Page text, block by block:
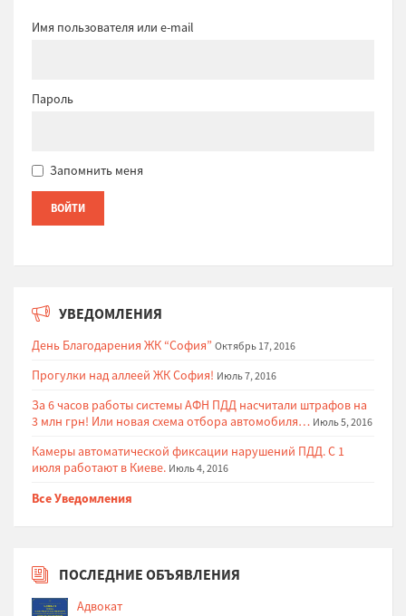
Имя пользователя или e-mail
Пароль
Запомнить меня
УВЕДОМЛЕНИЯ
День Благодарения ЖК “София” Октябрь 17, 2016
Прогулки над аллеей ЖК София! Июль 7, 2016
За 6 часов работы системы АФН ПДД насчитали штрафов на
3 млн грн! Или новая схема отбора автомобиля… Июль 5, 2016
Камеры автоматической фиксации нарушений ПДД. С 1
июля работают в Киеве. Июль 4, 2016
Все Уведомления
ПОСЛЕДНИЕ ОБЪЯВЛЕНИЯ
Адвокат